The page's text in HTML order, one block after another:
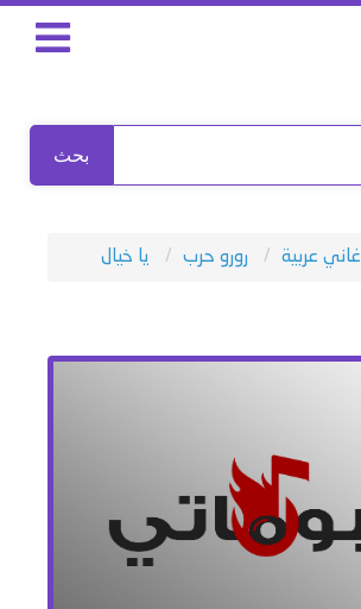
بحث
اغاني عربية رورو حرب يا خيال